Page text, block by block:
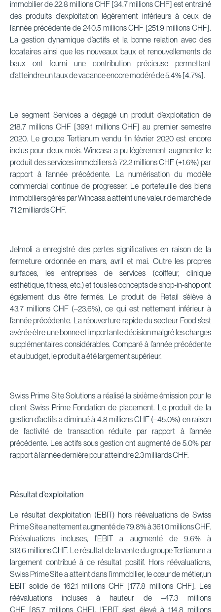
immobilier de 22.8 millions CHF [34.7 millions CHF] est entraîné
des produits d’exploitation légèrement inférieurs à ceux de
l’année précédente de 240.5 millions CHF [251.9 millions CHF].
La gestion dynamique d’actifs et la bonne relation avec des
locataires ainsi que les nouveaux baux et renouvellements de
baux ont fourni une contribution précieuse permettant
d’atteindre un taux de vacance encore modéré de 5.4% [4.7%].
Le segment Services a dégagé un produit d’exploitation de
218.7 millions CHF [399.1 millions CHF] au premier semestre
2020. Le groupe Tertianum vendu fin février 2020 est encore
inclus pour deux mois. Wincasa a pu légèrement augmenter le
produit des services immobiliers à 72.2 millions CHF (+1.6%) par
rapport à l’année précédente. La numérisation du modèle
commercial continue de progresser. Le portefeuille des biens
immobiliers gérés par Wincasa a atteint une valeur de marché de
71.2 milliards CHF.
Jelmoli a enregistré des pertes significatives en raison de la
fermeture ordonnée en mars, avril et mai. Outre les propres
surfaces, les entreprises de services (coiffeur, clinique
esthétique, fitness, etc.) et tous les concepts de shop-in-shop ont
également dus être fermés. Le produit de Retail s’élève à
43.7 millions CHF (–23.6%), ce qui est nettement inférieur à
l’année précédente. La réouverture rapide du secteur Food s’est
avérée être une bonne et importante décision malgré les charges
supplémentaires considérables. Comparé à l’année précédente
et au budget, le produit a été largement supérieur.
Swiss Prime Site Solutions a réalisé la sixième émission pour le
client Swiss Prime Fondation de placement. Le produit de la
gestion d’actifs a diminué à 4.8 millions CHF (–45.0%) en raison
de l’activité de transaction réduite par rapport à l’année
précédente. Les actifs sous gestion ont augmenté de 5.0% par
rapport à l’année dernière pour atteindre 2.3 milliards CHF.
Résultat d’exploitation
Le résultat d’exploitation (EBIT) hors réévaluations de Swiss
Prime Site a nettement augmenté de 79.8% à 361.0 millions CHF.
Réévaluations incluses, l’EBIT a augmenté de 9.6% à
313.6 millions CHF. Le résultat de la vente du groupe Tertianum a
largement contribué à ce résultat positif. Hors réévaluations,
Swiss Prime Site a atteint dans l’immobilier, le cœur de métier,un
EBIT solide de 162.1 millions CHF [177.8 millions CHF]. Les
réévaluations incluses à hauteur de –47.3 millions
CHF [85.7 millions CHF], l’EBIT s’est élevé à 114.8 millions